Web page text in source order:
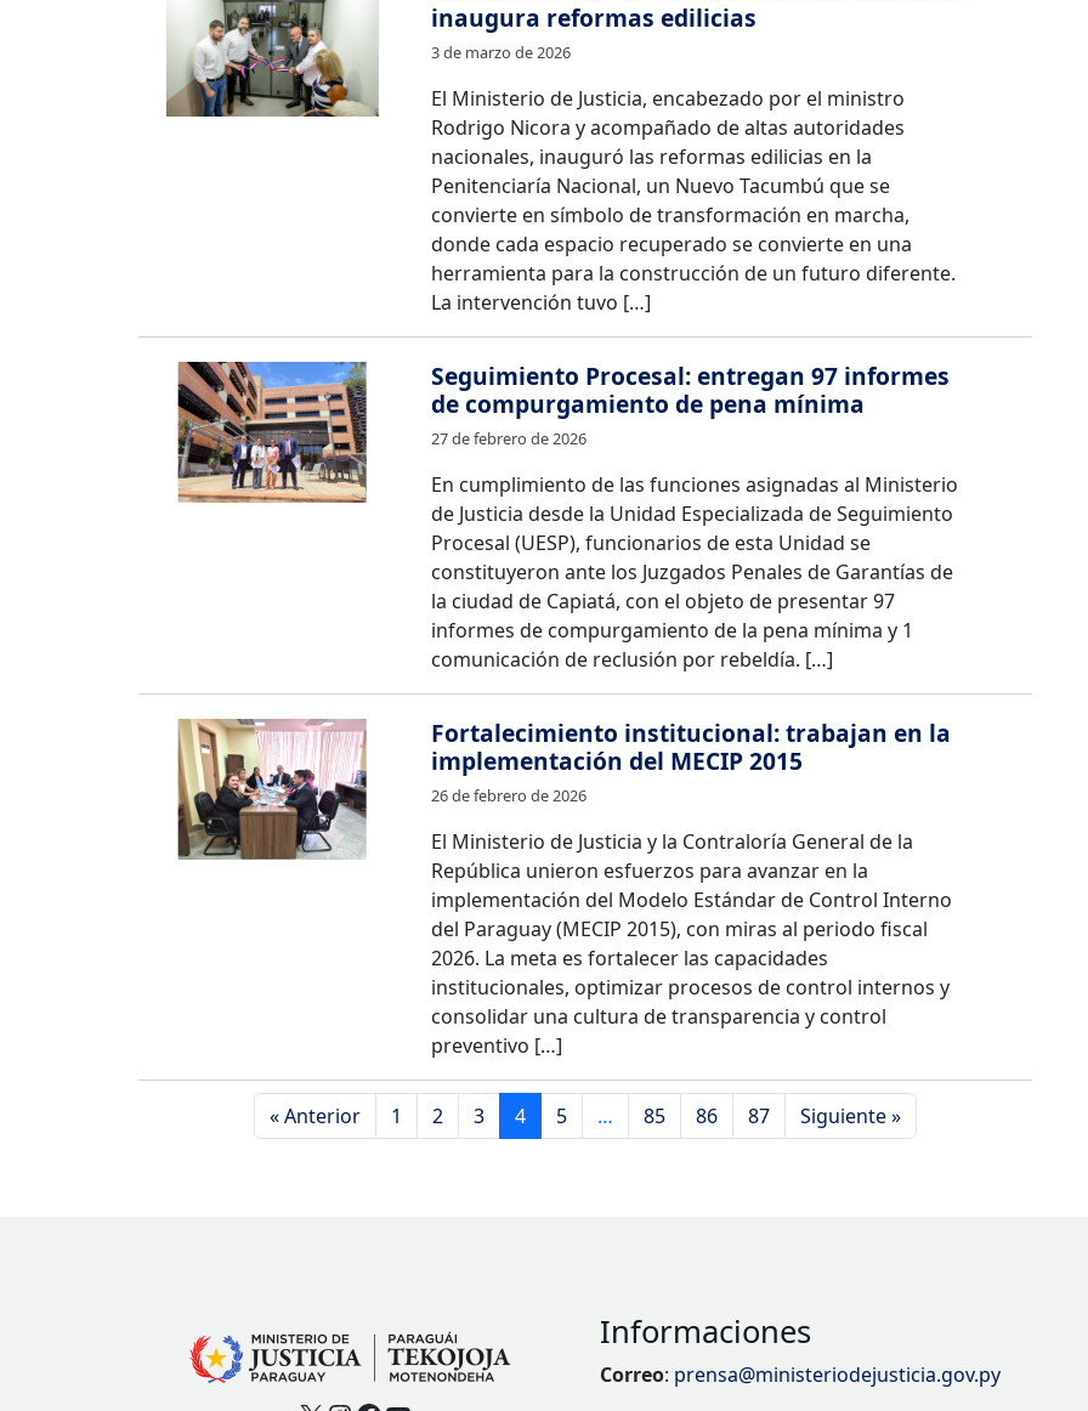
inaugura reformas edilicias
3 de marzo de 2026
El Ministerio de Justicia, encabezado por el ministro
Rodrigo Nicora y acompañado de altas autoridades
nacionales, inauguró las reformas edilicias en la
Penitenciaría Nacional, un Nuevo Tacumbú que se
convierte en símbolo de transformación en marcha,
donde cada espacio recuperado se convierte en una
herramienta para la construcción de un futuro diferente.
La intervención tuvo […]
Seguimiento Procesal: entregan 97 informes
de compurgamiento de pena mínima
27 de febrero de 2026
En cumplimiento de las funciones asignadas al Ministerio
de Justicia desde la Unidad Especializada de Seguimiento
Procesal (UESP), funcionarios de esta Unidad se
constituyeron ante los Juzgados Penales de Garantías de
la ciudad de Capiatá, con el objeto de presentar 97
informes de compurgamiento de la pena mínima y 1
comunicación de reclusión por rebeldía. […]
Fortalecimiento institucional: trabajan en la
implementación del MECIP 2015
26 de febrero de 2026
El Ministerio de Justicia y la Contraloría General de la
República unieron esfuerzos para avanzar en la
implementación del Modelo Estándar de Control Interno
del Paraguay (MECIP 2015), con miras al periodo fiscal
2026. La meta es fortalecer las capacidades
institucionales, optimizar procesos de control internos y
consolidar una cultura de transparencia y control
preventivo […]
« Anterior 1 2 3 4 5 … 85 86 87 Siguiente »
Informaciones
Correo: prensa@ministeriodejusticia.gov.py